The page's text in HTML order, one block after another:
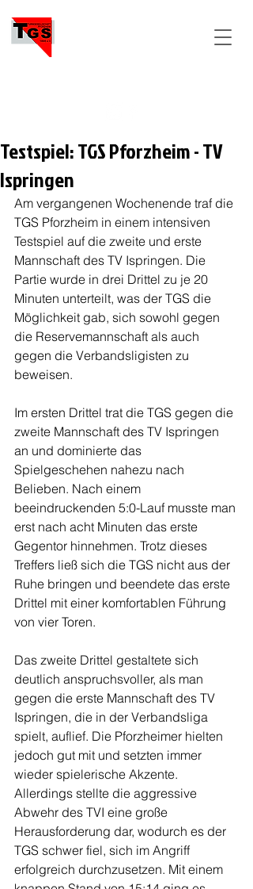
Testspiel: TGS Pforzheim - TV
Ispringen
Am vergangenen Wochenende traf die
TGS Pforzheim in einem intensiven
Testspiel auf die zweite und erste
Mannschaft des TV Ispringen. Die
Partie wurde in drei Drittel zu je 20
Minuten unterteilt, was der TGS die
Möglichkeit gab, sich sowohl gegen
die Reservemannschaft als auch
gegen die Verbandsligisten zu
beweisen.
Im ersten Drittel trat die TGS gegen die
zweite Mannschaft des TV Ispringen
an und dominierte das
Spielgeschehen nahezu nach
Belieben. Nach einem
beeindruckenden 5:0-Lauf musste man
erst nach acht Minuten das erste
Gegentor hinnehmen. Trotz dieses
Treffers ließ sich die TGS nicht aus der
Ruhe bringen und beendete das erste
Drittel mit einer komfortablen Führung
von vier Toren.
Das zweite Drittel gestaltete sich
deutlich anspruchsvoller, als man
gegen die erste Mannschaft des TV
Ispringen, die in der Verbandsliga
spielt, auflief. Die Pforzheimer hielten
jedoch gut mit und setzten immer
wieder spielerische Akzente.
Allerdings stellte die aggressive
Abwehr des TVI eine große
Herausforderung dar, wodurch es der
TGS schwer fiel, sich im Angriff
erfolgreich durchzusetzen. Mit einem